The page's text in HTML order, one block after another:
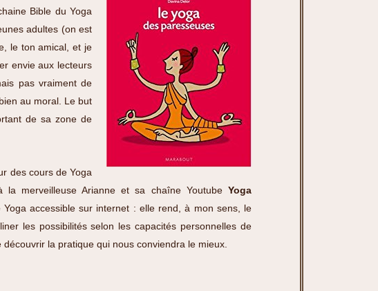
Bible du Yoga
adultes (on est
le ton amical, et je
envie aux lecteurs
pas vraiment de
au moral. Le but
de sa zone de
des cours de Yoga
merveilleuse Arianne et sa chaîne Youtube Yoga
accessible sur internet : elle rend, à mon sens, le
les possibilités selon les capacités personnelles de
la pratique qui nous conviendra le mieux.